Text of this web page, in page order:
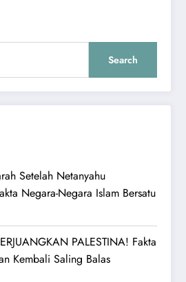
Search
Setelah Netanyahu
Negara-Negara Islam Bersatu
PALESTINA! Fakta
Kembali Saling Balas